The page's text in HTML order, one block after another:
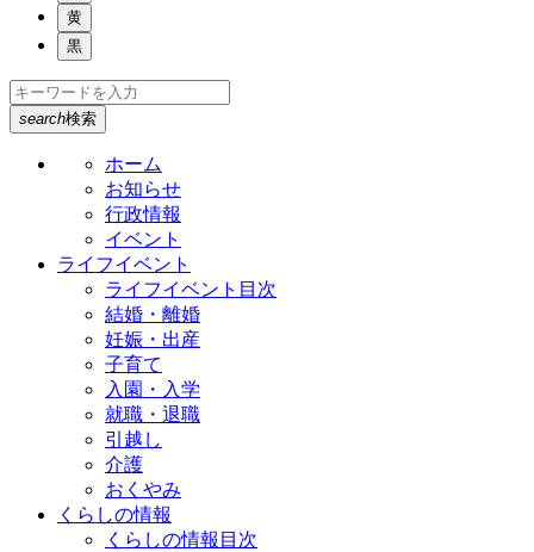
黄
黒
search検索
ホーム
お知らせ
行政情報
イベント
ライフイベント
ライフイベント目次
結婚・離婚
妊娠・出産
子育て
入園・入学
就職・退職
引越し
介護
おくやみ
くらしの情報
くらしの情報目次